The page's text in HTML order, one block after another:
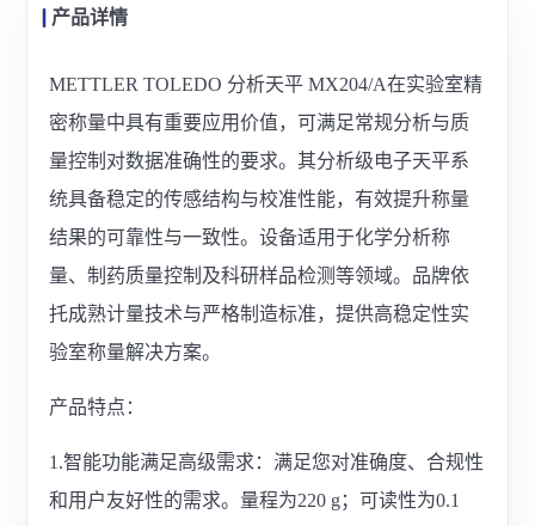
产品详情
METTLER TOLEDO 分析天平 MX204/A在实验室精
密称量中具有重要应用价值，可满足常规分析与质
量控制对数据准确性的要求。其分析级电子天平系
统具备稳定的传感结构与校准性能，有效提升称量
结果的可靠性与一致性。设备适用于化学分析称
量、制药质量控制及科研样品检测等领域。品牌依
托成熟计量技术与严格制造标准，提供高稳定性实
验室称量解决方案。
产品特点：
1.智能功能满足高级需求：满足您对准确度、合规性
和用户友好性的需求。量程为220 g；可读性为0.1